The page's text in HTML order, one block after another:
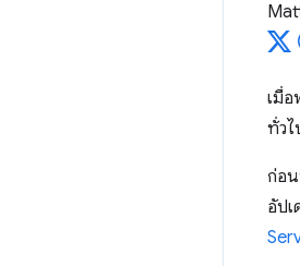
เมื่อ
ทั่ว
ก่อน
อัป